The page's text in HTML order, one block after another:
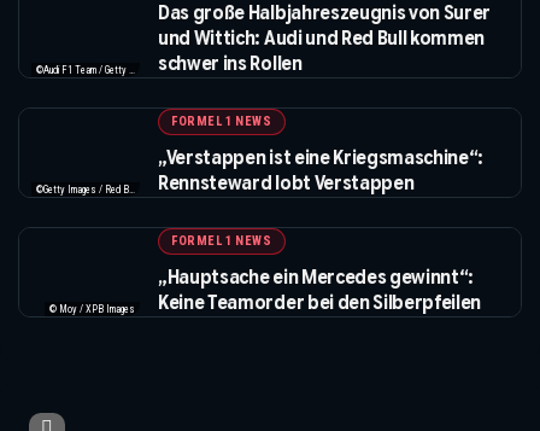
©Audi F1 Team / Getty Images / Red Bull / XPB Images / IMAGO
Das große Halbjahreszeugnis von Surer
und Wittich: Audi und Red Bull kommen
schwer ins Rollen
©Getty Images / Red Bull / XPB Images
FORMEL 1 NEWS
„Verstappen ist eine Kriegsmaschine“:
Rennsteward lobt Verstappen
© Moy / XPB Images
FORMEL 1 NEWS
„Hauptsache ein Mercedes gewinnt“:
Keine Teamorder bei den Silberpfeilen